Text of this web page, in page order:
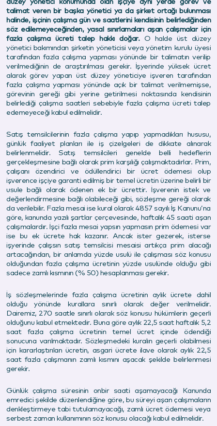
düzey yönetici konumunda olan işçiye aynı yerde görev ve
talimat veren bir başka yönetici ya da şirket ortağı bulunması
halinde, işçinin çalışma gün ve saatlerini kendisinin belirlediğinden
söz edilemeyeceğinden, yasal sınırlamaları aşan çalışmalar için
fazla çalışma ücreti talep hakkı doğar.O halde üst düzey
yönetici bakımından şirketin yöneticisi veya yönetim kurulu üyesi
tarafından fazla çalışma yapması yönünde bir talimatın verilip
verilmediğinin de araştırılması gerekir. İşyerinde yüksek ücret
alarak görev yapan üst düzey yöneticiye işveren tarafından
fazla çalışma yapması yönünde açık bir talimat verilmemişse,
görevinin gereği gibi yerine getirilmesi noktasında kendisinin
belirlediği çalışma saatleri sebebiyle fazla çalışma ücreti talep
edemeyeceği kabul edilmelidir.
Satış temsilcilerinin fazla çalışma yapıp yapmadıkları hususu,
günlük faaliyet planları ile iş çizelgeleri de dikkate alınarak
belirlenmelidir. Satış temsilcileri genelde belli hedeflerin
gerçekleşmesine bağlı olarak prim karşılığı çalışmaktadırlar. Prim,
çalışanı özendirici ve ödüllendirici bir ücret ödemesi olup
işverence işçiye garanti edilmiş bir temel ücretin üzerine belirli bir
usule bağlı olarak ödenen ek bir ücrettir. İşverenin istek ve
değerlendirmesine bağlı olabileceği gibi, sözleşme gereği olarak
da verilebilir. Fazla mesai ise kural olarak 4857 sayılı İş Kanunu’na
göre, kanunda yazılı şartlar çerçevesinde, haftalık 45 saati aşan
çalışmalardır. İşçi fazla mesai yapsın yapmasın prim ödemesi var
ise bu ek ücrete hak kazanır. Ancak ister gezerek, isterse
işyerinde çalışsın satış temsilcisi mesaisi artıkça prim alacağı
artacağından, bir anlamda yüzde usulü ile çalışması söz konusu
olduğundan fazla çalışma ücretinin yüzde usulünde olduğu gibi
sadece zamlı kısmının (% 50) hesaplanması gerekir.
İş sözleşmelerinde fazla çalışma ücretinin aylık ücrete dahil
olduğu yönünde kurallara sınırlı olarak değer verilmelidir.
Dairemiz, 270 saatle sınırlı olarak söz konusu hükümlerin geçerli
olduğunu kabul etmektedir. Buna göre aylık 22,5 saat haftalık 5,2
saat fazla çalışma ücretinin temel ücret içinde ödendiği
sonucuna varılmaktadır. Sözleşmedeki kuralın geçerli olabilmesi
için kararlaştırılan ücretin, asgari ücrete ilave olarak aylık 22,5
saat fazla çalışmanın zamlı kısmını aşacak şekilde belirlenmesi
gerekir.
Günlük çalışma süresinin onbir saati aşamayacağı Kanunda
emredici şekilde düzenlendiğine göre, bu süreyi aşan çalışmaların
denkleştirmeye tabi tutulamayacağı, zamlı ücret ödemesi veya
serbest zaman kullanımının söz konusu olacağı kabul edilmelidir.